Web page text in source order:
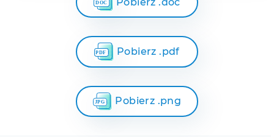
Pobierz .doc
Pobierz .pdf
Pobierz .png